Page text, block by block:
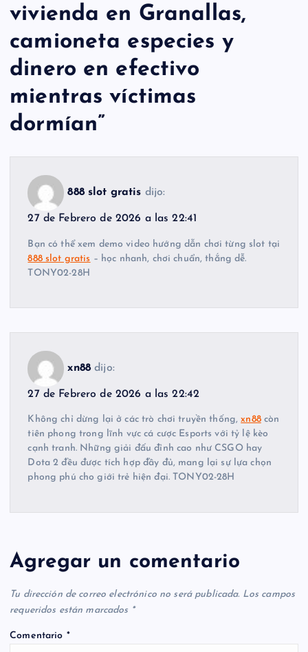
vivienda en Granallas,
camioneta especies y
dinero en efectivo
mientras víctimas
dormían”
888 slot gratis dijo:
27 de Febrero de 2026 a las 22:41
Bạn có thể xem demo video hướng dẫn chơi từng slot tại
888 slot gratis – học nhanh, chơi chuẩn, thắng dễ.
TONY02-28H
xn88 dijo:
27 de Febrero de 2026 a las 22:42
Không chỉ dừng lại ở các trò chơi truyền thống,xn88còn
tiên phong trong lĩnh vực cá cược Esports với tỷ lệ kèo
cạnh tranh. Những giải đấu đỉnh cao như CSGO hay
Dota 2 đều được tích hợp đầy đủ, mang lại sự lựa chọn
phong phú cho giới trẻ hiện đại. TONY02-28H
Agregar un comentario
Tu dirección de correo electrónico no será publicada. Los campos
requeridos están marcados *
Comentario *